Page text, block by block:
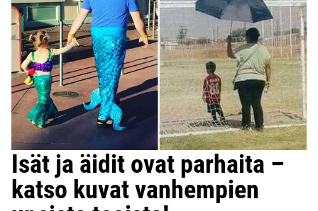
Isät ja äidit ovat parhaita –
katso kuvat vanhempien